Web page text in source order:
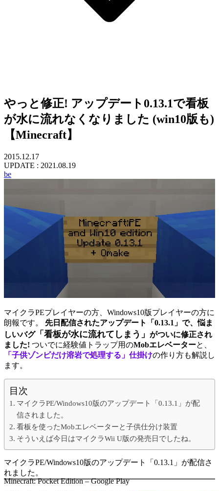
やっと修正! アップデート0.13.1で看板
が水に流れなくなりました (win10版も)
【Minecraft】
2015.12.17
UPDATE : 2021.08.19
be
マイクラPEプレイヤーの方、Windows10版プレイヤーの方に
朗報です。 先日配信されたアップデート「0.13.1」で、悩ま
しいバグ「看板が水に流れてしまう」 がついに修正され
ました! ついでに経験値トラップ用のMobエレベーターと、
「子供ゾンビだけ溶岩で処理する」仕掛けの作り方も解説し
ます。
目次
マイクラPE/Windows10版のアップデート「0.13.1」が配
信されました。
看板を使ったMobエレベーターと子供仕分け装置
そういえば今日はマイクラWii U版の発売日でしたね。
マイクラPE/Windows10版のアップデート「0.13.1」が配信さ
れました。
Minecraft: Pocket Edition – Google Play